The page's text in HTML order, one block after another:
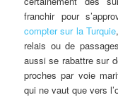
franchir pour
compter sur la Turquie
relais ou de
aussi se rabattre sur
proches par voie
qui ne vaut que vers